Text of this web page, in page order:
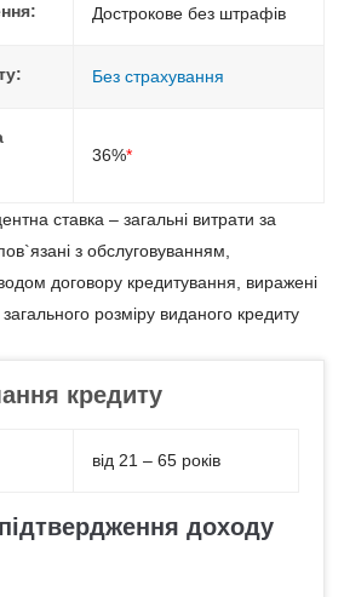
Дострокове без штрафів
Без страхування
36%*
ставка – загальні витрати за
з обслуговуванням,
договору кредитування, виражені
розміру виданого кредиту
кредиту
від 21 – 65 років
доходу